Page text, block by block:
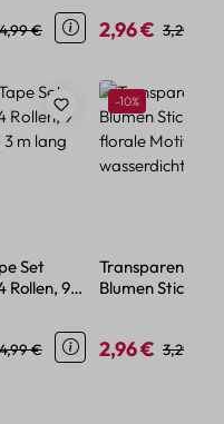
Regulärer Preis:
4,99 €
Verkaufspreis:
2,96 € 3,29 €
Set
Rollen, 9
Regulärer Preis:
4,99 €
Rabatt
-10%
Transparente
Blumen Sticker
Verkaufspreis:
2,96 € 3,29 €